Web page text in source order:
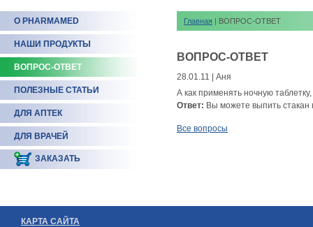
О PHARMAMED
НАШИ ПРОДУКТЫ
ВОПРОС-ОТВЕТ
ПОЛЕЗНЫЕ СТАТЬИ
ДЛЯ АПТЕК
ДЛЯ ВРАЧЕЙ
ЗАКАЗАТЬ
Главная | ВОПРОС-ОТВЕТ
ВОПРОС-ОТВЕТ
28.01.11 | Аня
А как применять ночную
Ответ: Вы можете выпить стакан
Все вопросы
КАРТА САЙТА